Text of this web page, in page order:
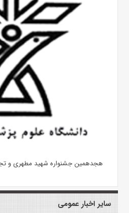
هجدهمین جشنواره شهید مطهری و
سایر اخبار عمومی